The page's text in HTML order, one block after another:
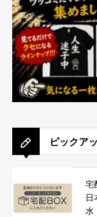
ピックア
宅
日
水